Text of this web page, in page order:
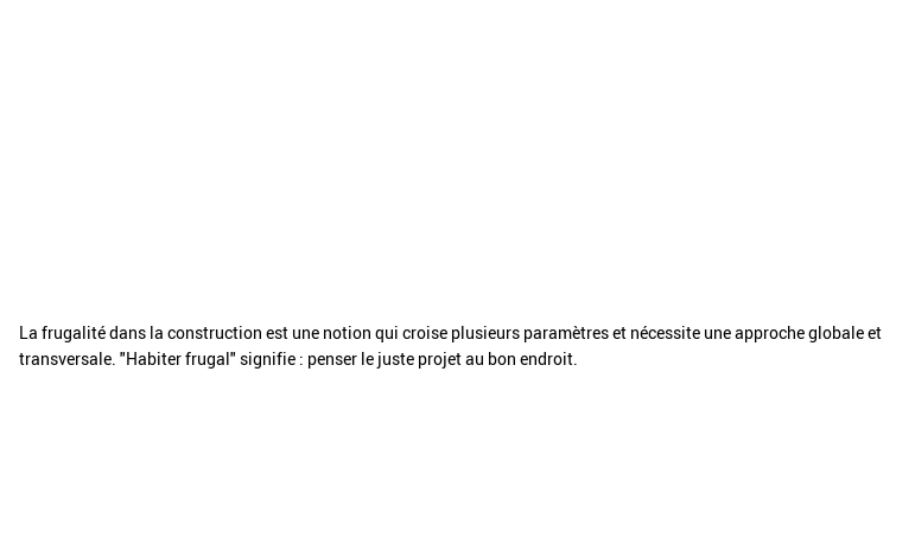
La frugalité dans la construction est une notion qui croise plusieurs paramètres et nécessite une approche globale et
transversale. "Habiter frugal" signifie : penser le juste projet au bon endroit.